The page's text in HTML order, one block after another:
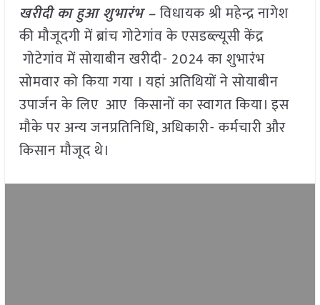
खरीदी का हुआ शुभारंभ –विधायक श्री महेन्द्र नागेश
की मौजूदगी में ब्रांच गोटेगांव के एसडब्ल्यूसी केंद्र
गोटेगांव में सोयाबीन खरीदी- 2024 का शुभारंभ
सोमवार को किया गया । यहां अतिथियों ने सोयाबीन
उपार्जन के लिए आए किसानों का स्वागत किया। इस
मौके पर अन्य जनप्रतिनिधि, अधिकारी- कर्मचारी और
किसान मौजूद थे।